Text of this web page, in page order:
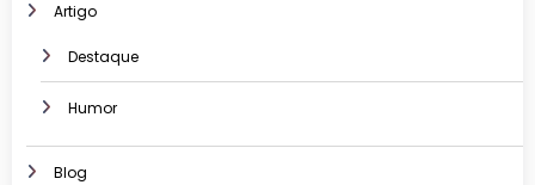
Artigo
Destaque
Humor
Blog